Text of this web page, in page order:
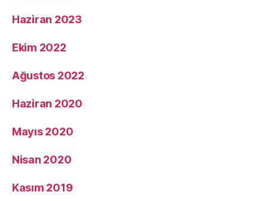
Haziran 2023
Ekim 2022
Ağustos 2022
Haziran 2020
Mayıs 2020
Nisan 2020
Kasım 2019